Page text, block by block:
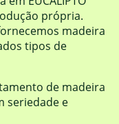
própria.
madeira
tipos de
de madeira
seriedade e